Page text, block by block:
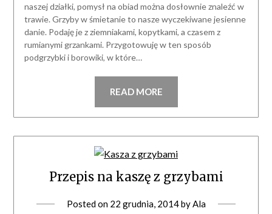
naszej działki, pomysł na obiad można dosłownie znaleźć w
trawie. Grzyby w śmietanie to nasze wyczekiwane jesienne
danie. Podaję je z ziemniakami, kopytkami, a czasem z
rumianymi grzankami. Przygotowuję w ten sposób
podgrzybki i borowiki, w które…
READ MORE
Przepis na kaszę z grzybami
Posted on 22 grudnia, 2014byAla